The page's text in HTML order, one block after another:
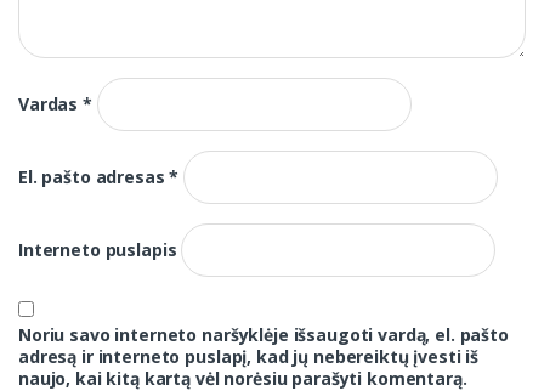
Vardas*
El. pašto adresas*
Interneto puslapis
Noriu savo interneto naršyklėje išsaugoti vardą, el. pašto
adresą ir interneto puslapį, kad jų nebereiktų įvesti iš
naujo, kai kitą kartą vėl norėsiu parašyti komentarą.